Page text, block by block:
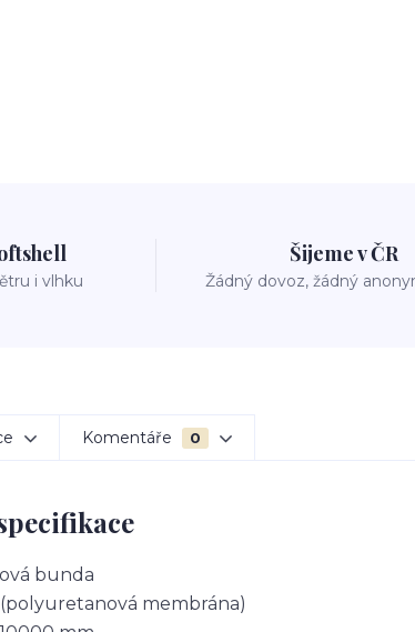
i vlhku
Šijeme v ČR
Žádný dovoz, žádný
Komentáře 0
bunda
membrána)